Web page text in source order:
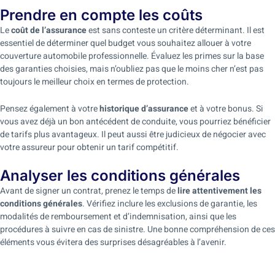
Prendre en compte les coûts
Lecoût de l’assuranceest sans conteste un critère déterminant. Il est
essentiel de déterminer quel budget vous souhaitez allouer à votre
couverture automobile professionnelle. Évaluez les primes sur la base
des garanties choisies, mais n’oubliez pas que le moins cher n’est pas
toujours le meilleur choix en termes de protection.
Pensez également à votrehistorique d’assuranceet à votre bonus. Si
vous avez déjà un bon antécédent de conduite, vous pourriez bénéficier
de tarifs plus avantageux. Il peut aussi être judicieux de négocier avec
votre assureur pour obtenir un tarif compétitif.
Analyser les conditions générales
Avant de signer un contrat, prenez le temps delire attentivement les
conditions générales. Vérifiez inclure les exclusions de garantie, les
modalités de remboursement et d’indemnisation, ainsi que les
procédures à suivre en cas de sinistre. Une bonne compréhension de ces
éléments vous évitera des surprises désagréables à l’avenir.